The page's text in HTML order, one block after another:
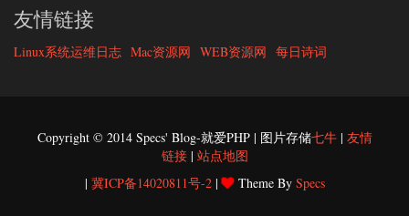
友情链接
Linux系统运维日志 Mac资源网 WEB资源网 每日诗词
Copyright © 2014 Specs' Blog-就爱PHP | 图片存储七牛| 友情
链接| 站点地图
| 冀ICP备14020811号-2| Theme By Specs